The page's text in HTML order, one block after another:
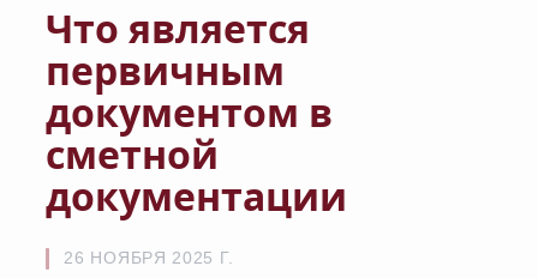
Что является
первичным
документом в
сметной
документации
26 НОЯБРЯ 2025 Г.